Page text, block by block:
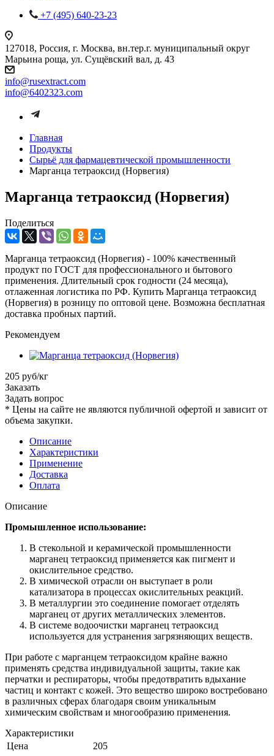
+7 (495) 640-23-23
127018, Россия, г. Москва, вн.тер.г. муниципальный округ
Марьина роща, ул. Сущёвский вал, д. 43
info@rusextract.com
info@6402323.com
Главная
Продукты
Сырьё для фармацевтической промышленности
Марганца тетраоксид (Норвегия)
Марганца тетраоксид (Норвегия)
Поделиться
Марганца тетраоксид (Норвегия) - 100% качественный
продукт по ГОСТ для профессионального и бытового
применения. Длительный срок годности (24 месяца),
отлаженная логистика по РФ. Купить Марганца тетраоксид
(Норвегия) в розницу по оптовой цене. Возможна бесплатная
доставка пробных партий.
Рекомендуем
205 руб/кг
Заказать
Задать вопрос
* Цены на сайте не являются публичной офертой и зависит от
объема закупки.
Описание
Характеристики
Применение
Доставка
Оплата
Описание
Промышленное использование:
В стекольной и керамической промышленности
марганец тетраоксид применяется как пигмент и
окислительное средство.
В химической отрасли он выступает в роли
катализатора в процессах окислительных реакций.
В металлургии это соединение помогает отделять
марганец от других металлических элементов.
В системе водоочистки марганец тетраоксид
используется для устранения загрязняющих веществ.
При работе с марганцем тетраоксидом крайне важно
применять средства индивидуальной защиты, такие как
перчатки и респираторы, чтобы предотвратить вдыхание
частиц и контакт с кожей. Это вещество широко востребовано
в различных сферах благодаря своим уникальным
химическим свойствам и многообразию применения.
Характеристики
Цена
205